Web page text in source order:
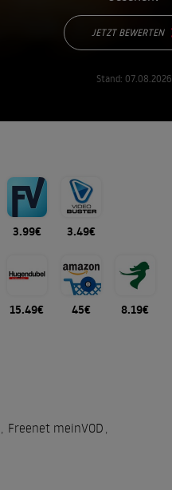
JETZT BEWERTEN
Stand: 07.08.2026
3.99€ 3.49€
15.49€ 45€ 8.19€
, Freenet meinVOD ,